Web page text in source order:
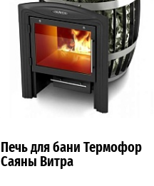
Печь для бани Термофор
Саяны Витра